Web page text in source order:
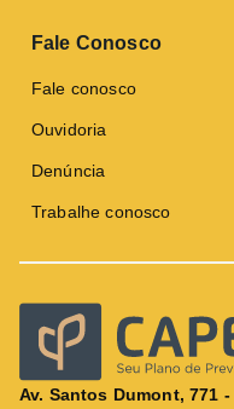
Fale Conosco
Fale conosco
Ouvidoria
Denúncia
Trabalhe conosco
Av. Santos Dumont, 771